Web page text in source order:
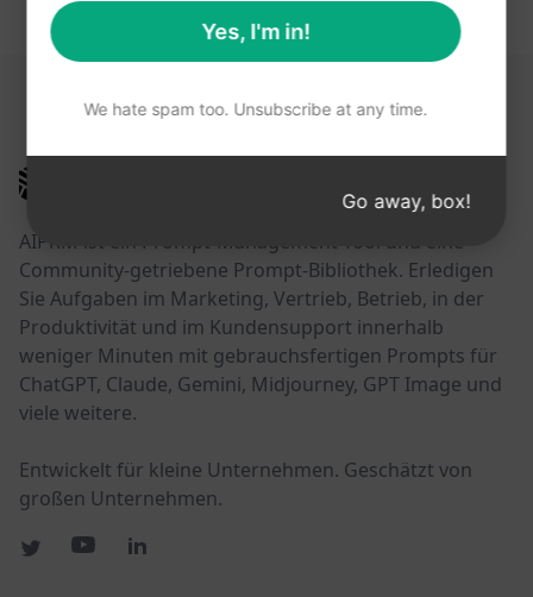
DIESE LINKS KÖNNTEN HILFREICH SEIN
AIPRM ist ein Prompt-Management-Tool und eine
Community-getriebene Prompt-Bibliothek. Erledigen
Sie Aufgaben im Marketing, Vertrieb, Betrieb, in der
Produktivität und im Kundensupport innerhalb
weniger Minuten mit gebrauchsfertigen Prompts für
ChatGPT, Claude, Gemini, Midjourney, GPT Image und
viele weitere.
Entwickelt für kleine Unternehmen. Geschätzt von
großen Unternehmen.
Yes, I'm in!
We hate spam too. Unsubscribe at any time.
Go away, box!